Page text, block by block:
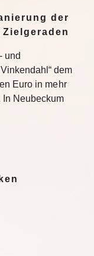
der
und
dem
Euro in mehr
In Neubeckum